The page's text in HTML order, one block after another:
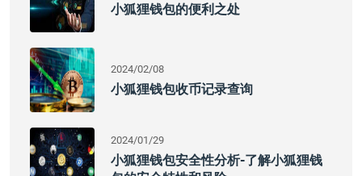
小狐狸钱包的便利之处
2024/02/08
小狐狸钱包收币记录查询
2024/01/29
小狐狸钱包安全性分析-了解小狐狸钱